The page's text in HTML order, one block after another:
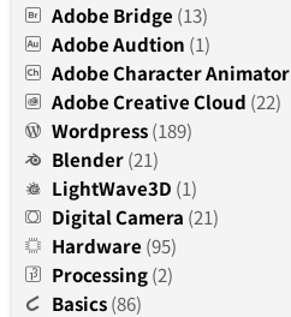
Adobe Bridge (13)
Adobe Audtion (1)
Adobe Character Animator
Adobe Creative Cloud (22)
Wordpress(189)
Blender(21)
LightWave3D (1)
Digital Camera (21)
Hardware (95)
Processing(2)
Basics(86)